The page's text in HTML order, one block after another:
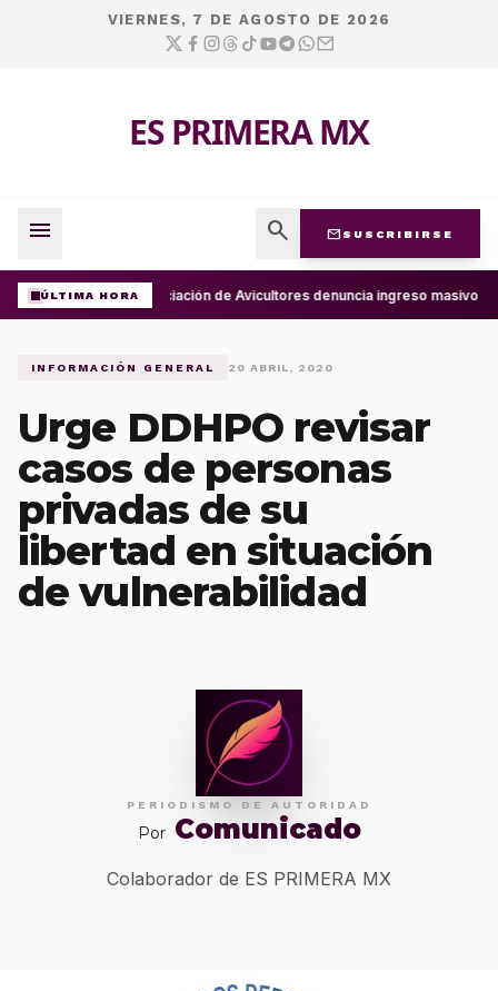
VIERNES, 7 DE AGOSTO DE 2026
ES PRIMERA MX
menu search mail SUSCRIBIRSE
ÚLTIMA HORAAsociación de Avicultores denuncia ingreso masivo
INFORMACIÓN GENERAL 20 ABRIL, 2020
Urge DDHPO revisar
casos de personas
privadas de su
libertad en situación
de vulnerabilidad
PERIODISMO DE AUTORIDAD
Por Comunicado
Colaborador de ES PRIMERA MX